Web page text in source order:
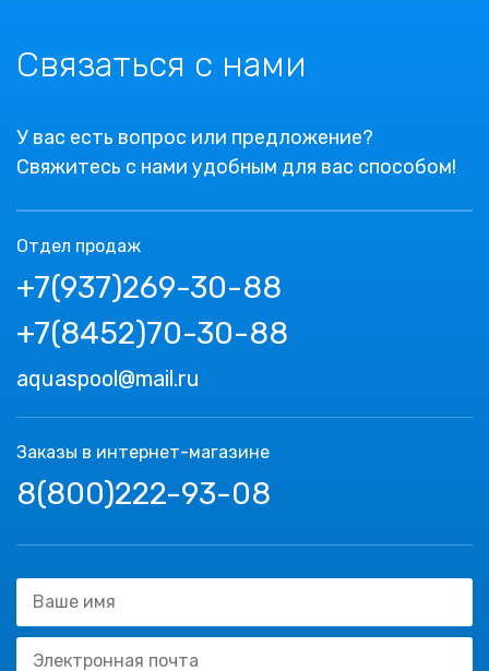
Связаться с нами
У вас есть вопрос или предложение?
Свяжитесь с нами удобным для вас способом!
Отдел продаж
+7(937)269-30-88
+7(8452)70-30-88
aquaspool@mail.ru
Заказы в интернет-магазине
8(800)222-93-08